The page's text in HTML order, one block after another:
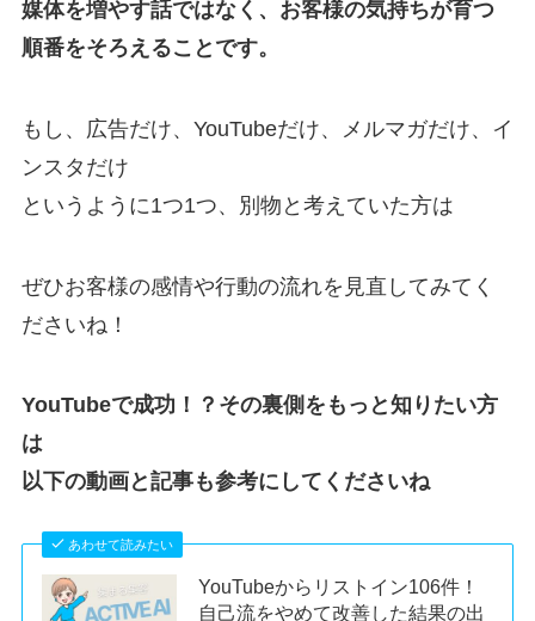
媒体を増やす話ではなく、お客様の気持ちが育つ
順番をそろえることです。
もし、広告だけ、YouTubeだけ、メルマガだけ、イ
ンスタだけ
というように1つ1つ、別物と考えていた方は
ぜひお客様の感情や行動の流れを見直してみてく
ださいね！
YouTubeで成功！？その裏側をもっと知りたい方
は
以下の動画と記事も参考にしてくださいね
あわせて読みたい
YouTubeからリストイン106件！
自己流をやめて改善した結果の出